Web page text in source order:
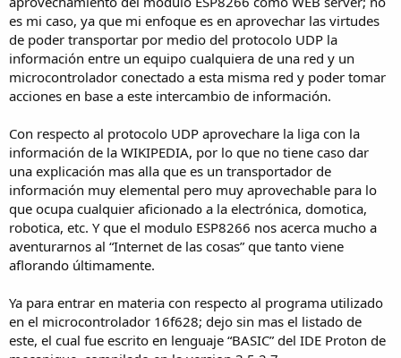
es mi caso, ya que mi enfoque es en aprovechar las virtudes
de poder transportar por medio del protocolo UDP la
información entre un equipo cualquiera de una red y un
microcontrolador conectado a esta misma red y poder tomar
acciones en base a este intercambio de información.
Con respecto al protocolo UDP aprovechare la liga con la
información de la WIKIPEDIA, por lo que no tiene caso dar
una explicación mas alla que es un transportador de
información muy elemental pero muy aprovechable para lo
que ocupa cualquier aficionado a la electrónica, domotica,
robotica, etc. Y que el modulo ESP8266 nos acerca mucho a
aventurarnos al “Internet de las cosas” que tanto viene
aflorando últimamente.
Ya para entrar en materia con respecto al programa utilizado
en el microcontrolador 16f628; dejo sin mas el listado de
este, el cual fue escrito en lenguaje “BASIC” del IDE Proton de